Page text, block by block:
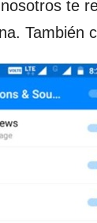
te
También